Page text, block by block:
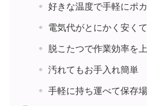
好きな温度で手軽にポ
電気代がとにかく安く
脱こたつで作業効率を
汚れてもお手入れ簡単
手軽に持ち運べて保存